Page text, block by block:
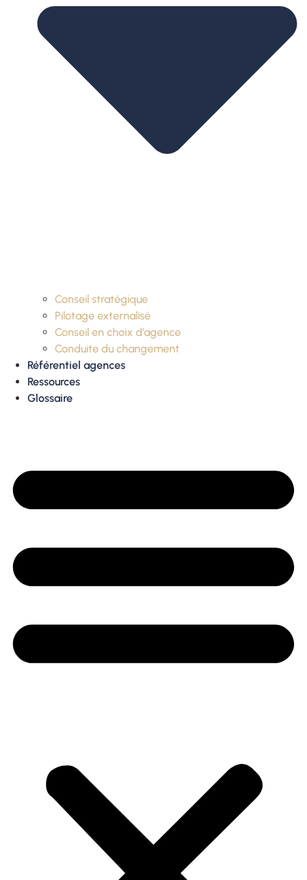
Conseil stratégique
Pilotage externalisé
Conseil en choix d’agence
Conduite du changement
Référentiel agences
Ressources
Glossaire